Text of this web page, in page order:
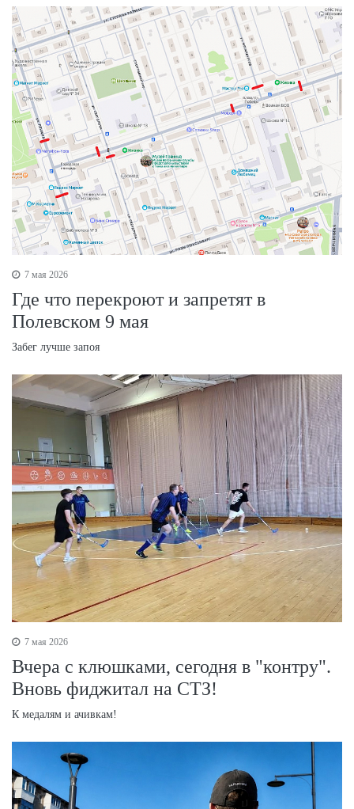
7 мая 2026
Где что перекроют и запретят в
Полевском 9 мая
Забег лучше запоя
7 мая 2026
Вчера с клюшками, сегодня в "контру".
Вновь фиджитал на СТЗ!
К медалям и ачивкам!